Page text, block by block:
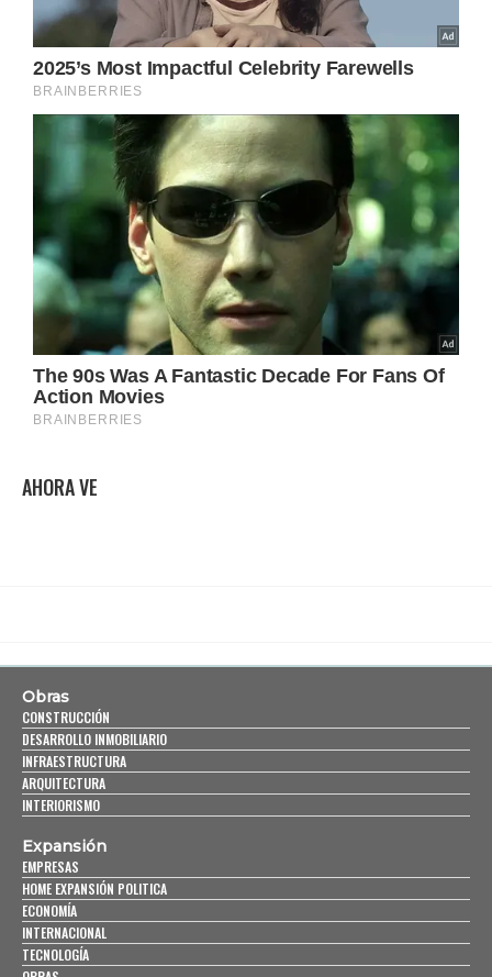
AHORA VE
Obras
CONSTRUCCIÓN
DESARROLLO INMOBILIARIO
INFRAESTRUCTURA
ARQUITECTURA
INTERIORISMO
Expansión
EMPRESAS
HOME EXPANSIÓN POLITICA
ECONOMÍA
INTERNACIONAL
TECNOLOGÍA